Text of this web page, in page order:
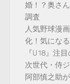
婚！？奥さ
調査
人気野球漫
化！気にな
『U18』注
次世代・侍
阿部慎之助